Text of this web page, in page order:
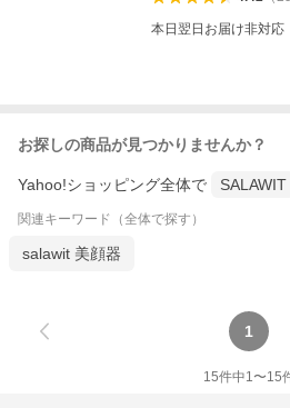
本日翌日お届け非対応
お探しの商品が見つかりませんか？
Yahoo!ショッピング全体で SALAWIT
関連キーワード（全体で探す）
salawit 美顔器
1
15件中1〜15